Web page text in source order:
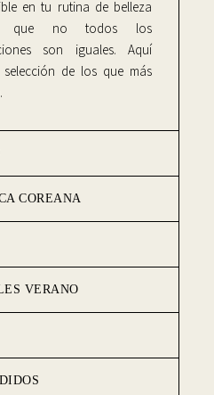
en tu rutina de belleza
que no todos los
son iguales. Aquí
de los que más
COREANA
VERANO